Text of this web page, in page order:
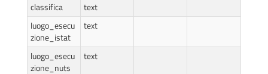
classifica
text
luogo_esecu
zione_istat
text
luogo_esecu
zione_nuts
text